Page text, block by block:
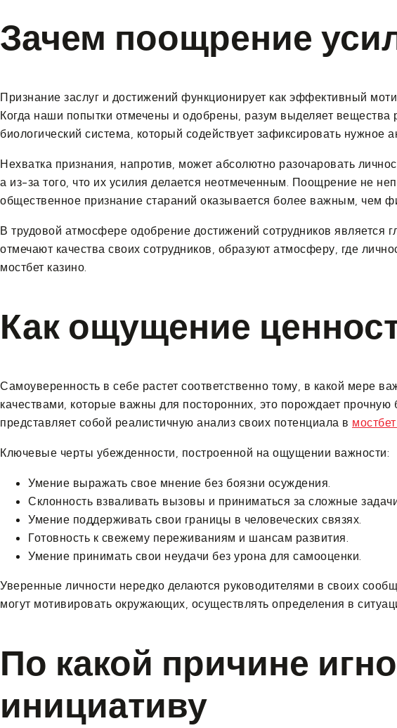
Зачем поощрение
Признание заслуг и достижений функционирует как эффективный
Когда наши попытки отмечены и одобрены, разум выделяет вещества
биологический система, который содействует зафиксировать нужное
Нехватка признания, напротив, может абсолютно разочаровать
а из-за того, что их усилия делается неотмеченным. Поощрение не
общественное признание стараний оказывается более важным, чем
В трудовой атмосфере одобрение достижений сотрудников
отмечают качества своих сотрудников, образуют атмосферу, где
мостбет казино.
Как ощущение
Самоуверенность в себе растет соответственно тому, в какой мере
качествами, которые важны для посторонних, это порождает
представляет собой реалистичную анализ своих потенциала в
Ключевые черты убежденности, построенной на ощущении важности:
Умение выражать свое мнение без боязни осуждения.
Склонность взваливать вызовы и приниматься за сложные
Умение поддерживать свои границы в человеческих связях.
Готовность к свежему переживаниям и шансам развития.
Умение принимать свои неудачи без урона для самооценки.
Уверенные личности нередко делаются руководителями в своих
могут мотивировать окружающих, осуществлять определения в
По какой причине
инициативу